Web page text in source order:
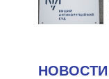
НОВОСТИ